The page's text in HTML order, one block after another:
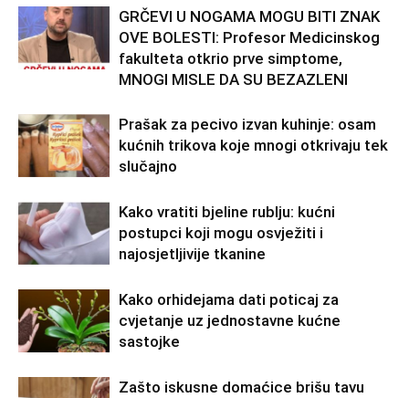
GRČEVI U NOGAMA MOGU BITI ZNAK
OVE BOLESTI: Profesor Medicinskog
fakulteta otkrio prve simptome,
MNOGI MISLE DA SU BEZAZLENI
Prašak za pecivo izvan kuhinje: osam
kućnih trikova koje mnogi otkrivaju tek
slučajno
Kako vratiti bjeline rublju: kućni
postupci koji mogu osvježiti i
najosjetljivije tkanine
Kako orhidejama dati poticaj za
cvjetanje uz jednostavne kućne
sastojke
Zašto iskusne domaćice brišu tavu